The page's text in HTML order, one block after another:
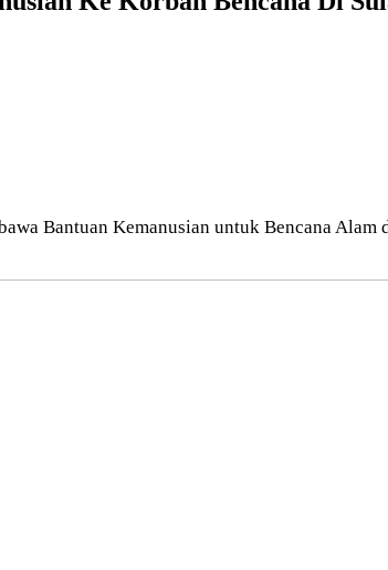
Bantuan Kemanusian untuk Bencana